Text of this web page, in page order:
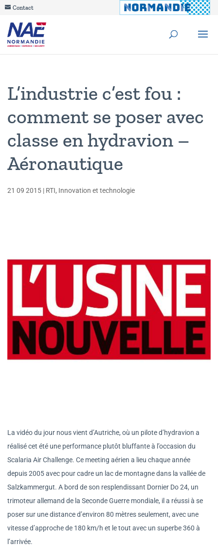
Contact
L’industrie c’est fou :
comment se poser avec
classe en hydravion –
Aéronautique
21 09 2015 | RTI, Innovation et technologie
La vidéo du jour nous vient d’Autriche, où un pilote d’hydravion a
réalisé cet été une performance plutôt bluffante à l’occasion du
Scalaria Air Challenge. Ce meeting aérien a lieu chaque année
depuis 2005 avec pour cadre un lac de montagne dans la vallée de
Salzkammergut. A bord de son resplendissant Dornier Do 24, un
trimoteur allemand de la Seconde Guerre mondiale, il a réussi à se
poser sur une distance d’environ 80 mètres seulement, avec une
vitesse d’approche de 180 km/h et le tout avec un superbe 360 à
l’arrivée.